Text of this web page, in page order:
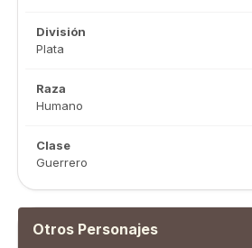
División
Plata
Raza
Humano
Clase
Guerrero
Otros Personajes